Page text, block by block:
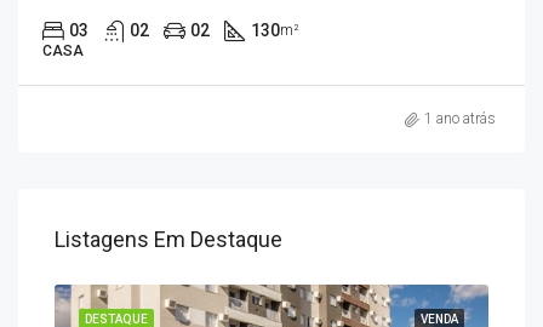
03 02 02 130m²
CASA
1 ano atrás
Listagens Em Destaque
VENDA
DESTAQUE